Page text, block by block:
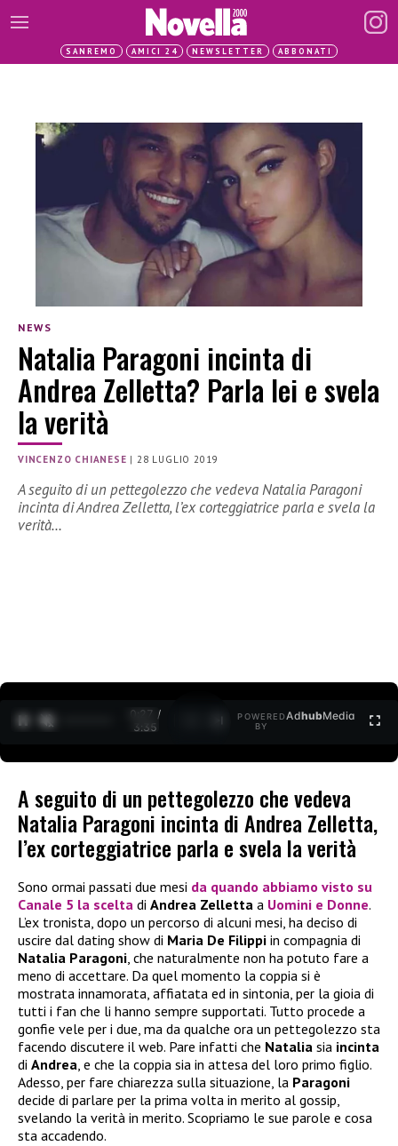
SANREMO AMICI 24 NEWSLETTER ABBONATI
NEWS
Natalia Paragoni incinta di
Andrea Zelletta? Parla lei e svela
la verità
VINCENZO CHIANESE |28 LUGLIO 2019
A seguito di un pettegolezzo che vedeva Natalia Paragoni
incinta di Andrea Zelletta, l’ex corteggiatrice parla e svela la
verità…
0:27 /
3:35
POWERED
BY
AdhubMedia
A seguito di un pettegolezzo che vedeva
Natalia Paragoni incinta di Andrea Zelletta,
l’ex corteggiatrice parla e svela la verità
Sono ormai passati due mesi da quando abbiamo visto su
Canale 5 la scelta di Andrea Zelletta a Uomini e Donne.
L’ex tronista, dopo un percorso di alcuni mesi, ha deciso di
uscire dal dating show di Maria De Filippi in compagnia di
Natalia Paragoni, che naturalmente non ha potuto fare a
meno di accettare. Da quel momento la coppia si è
mostrata innamorata, affiatata ed in sintonia, per la gioia di
tutti i fan che li hanno sempre supportati. Tutto procede a
gonfie vele per i due, ma da qualche ora un pettegolezzo sta
facendo discutere il web. Pare infatti che Natalia sia incinta
di Andrea, e che la coppia sia in attesa del loro primo figlio.
Adesso, per fare chiarezza sulla situazione, la Paragoni
decide di parlare per la prima volta in merito al gossip,
svelando la verità in merito. Scopriamo le sue parole e cosa
sta accadendo.